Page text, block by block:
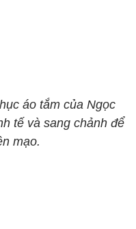
áo tắm của Ngọc
tế và sang chảnh để
mạo.